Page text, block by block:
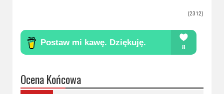
(2312)
Ocena Końcowa